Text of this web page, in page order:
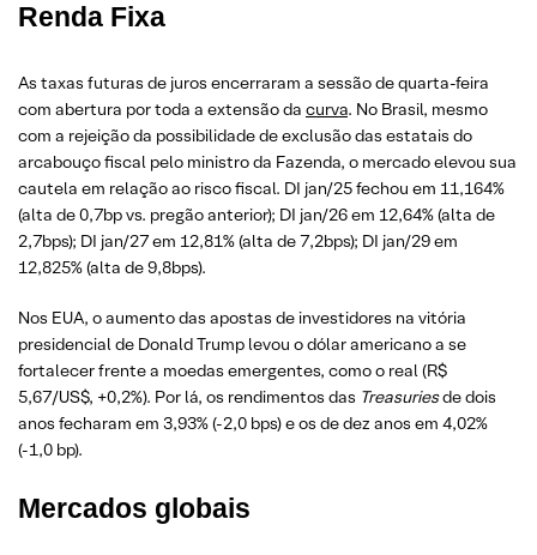
Renda Fixa
As taxas futuras de juros encerraram a sessão de quarta-feira
com abertura por toda a extensão da curva. No Brasil, mesmo
com a rejeição da possibilidade de exclusão das estatais do
arcabouço fiscal pelo ministro da Fazenda, o mercado elevou sua
cautela em relação ao risco fiscal. DI jan/25 fechou em 11,164%
(alta de 0,7bp vs. pregão anterior); DI jan/26 em 12,64% (alta de
2,7bps); DI jan/27 em 12,81% (alta de 7,2bps); DI jan/29 em
12,825% (alta de 9,8bps).
Nos EUA, o aumento das apostas de investidores na vitória
presidencial de Donald Trump levou o dólar americano a se
fortalecer frente a moedas emergentes, como o real (R$
5,67/US$, +0,2%). Por lá, os rendimentos das Treasuriesde dois
anos fecharam em 3,93% (-2,0 bps) e os de dez anos em 4,02%
(-1,0 bp).
Mercados globais